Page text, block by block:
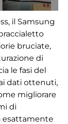
il Samsung
bruciate,
di
le fasi del
dati ottenuti,
migliorare
di
esattamente